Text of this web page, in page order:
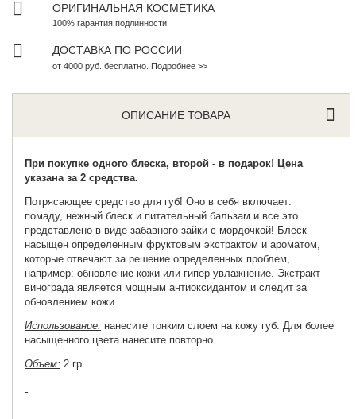
ОРИГИНАЛЬНАЯ КОСМЕТИКА
100% гарантия подлинности
ДОСТАВКА ПО РОССИИ
от 4000 руб. бесплатно. Подробнее >>
ОПИСАНИЕ ТОВАРА
При покупке одного блеска, второй - в подарок! Цена
указана за 2 средства.
Потрясающее средство для губ! Оно в себя включает:
помаду, нежный блеск и питательный бальзам и все это
представлено в виде забавного зайки с мордочкой! Блеск
насыщен определенным фруктовым экстрактом и ароматом,
которые отвечают за решение определенных проблем,
например: обновление кожи или гипер увлажнение. Экстракт
винограда является мощным антиоксидантом и следит за
обновлением кожи.
Использование: нанесите тонким слоем на кожу губ. Для более
насыщенного цвета нанесите повторно.
Объем: 2 гр.